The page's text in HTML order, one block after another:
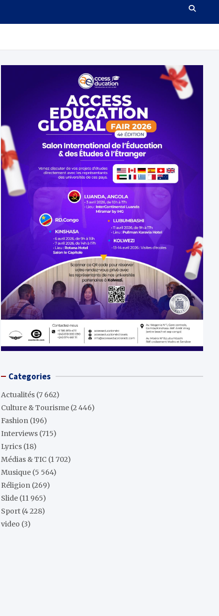
Categories
Actualités (7 662)
Culture & Tourisme (2 446)
Fashion (196)
Interviews (715)
Lyrics (18)
Médias & TIC (1 702)
Musique (5 564)
Réligion (269)
Slide (11 965)
Sport (4 228)
video (3)